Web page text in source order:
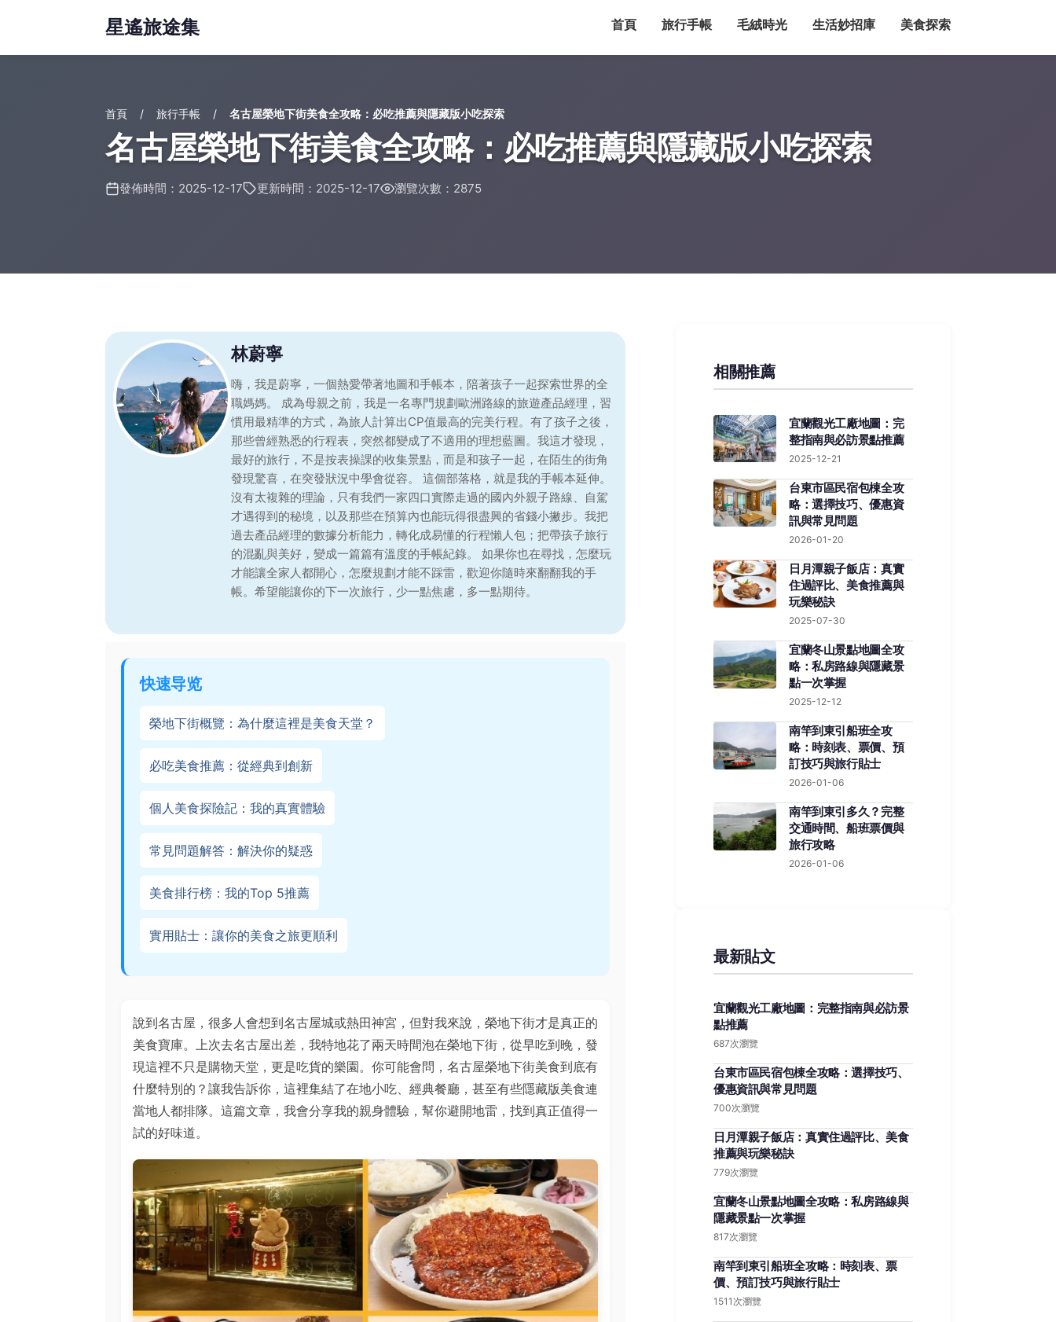
星遙旅途集 首頁 旅行手帳 毛絨時光 生活妙招庫 美食探索
首頁 旅行手帳 名古屋榮地下街美食全攻略：必吃推薦與隱藏版小吃探索
名古屋榮地下街美食全攻略：必吃推薦與隱藏版小吃探索
發佈時間：2025-12-17 更新時間：2025-12-17 瀏覽次數：2875
林蔚寧
嗨，我是蔚寧，一個熱愛帶著地圖和手帳本，陪著孩子一起探索世界的全
職媽媽。 成為母親之前，我是一名專門規劃歐洲路線的旅遊產品經理，習
慣用最精準的方式，為旅人計算出CP值最高的完美行程。有了孩子之後，
那些曾經熟悉的行程表，突然都變成了不適用的理想藍圖。我這才發現，
最好的旅行，不是按表操課的收集景點，而是和孩子一起，在陌生的街角
發現驚喜，在突發狀況中學會從容。 這個部落格，就是我的手帳本延伸。
沒有太複雜的理論，只有我們一家四口實際走過的國內外親子路線、自駕
才遇得到的秘境，以及那些在預算內也能玩得很盡興的省錢小撇步。我把
過去產品經理的數據分析能力，轉化成易懂的行程懶人包；把帶孩子旅行
的混亂與美好，變成一篇篇有溫度的手帳紀錄。 如果你也在尋找，怎麼玩
才能讓全家人都開心，怎麼規劃才能不踩雷，歡迎你隨時來翻翻我的手
帳。希望能讓你的下一次旅行，少一點焦慮，多一點期待。
快速导览
榮地下街概覽：為什麼這裡是美食天堂？
必吃美食推薦：從經典到創新
個人美食探險記：我的真實體驗
常見問題解答：解決你的疑惑
美食排行榜：我的Top 5推薦
實用貼士：讓你的美食之旅更順利
說到名古屋，很多人會想到名古屋城或熱田神宮，但對我來說，榮地下街才是真正的
美食寶庫。上次去名古屋出差，我特地花了兩天時間泡在榮地下街，從早吃到晚，發
現這裡不只是購物天堂，更是吃貨的樂園。你可能會問，名古屋榮地下街美食到底有
什麼特別的？讓我告訴你，這裡集結了在地小吃、經典餐廳，甚至有些隱藏版美食連
當地人都排隊。這篇文章，我會分享我的親身體驗，幫你避開地雷，找到真正值得一
試的好味道。
相關推薦
宜蘭觀光工廠地圖：完
整指南與必訪景點推薦
2025-12-21
台東市區民宿包棟全攻
略：選擇技巧、優惠資
訊與常見問題
2026-01-20
日月潭親子飯店：真實
住過評比、美食推薦與
玩樂秘訣
2025-07-30
宜蘭冬山景點地圖全攻
略：私房路線與隱藏景
點一次掌握
2025-12-12
南竿到東引船班全攻
略：時刻表、票價、預
訂技巧與旅行貼士
2026-01-06
南竿到東引多久？完整
交通時間、船班票價與
旅行攻略
2026-01-06
最新貼文
宜蘭觀光工廠地圖：完整指南與必訪景
點推薦
687次瀏覽
台東市區民宿包棟全攻略：選擇技巧、
優惠資訊與常見問題
700次瀏覽
日月潭親子飯店：真實住過評比、美食
推薦與玩樂秘訣
779次瀏覽
宜蘭冬山景點地圖全攻略：私房路線與
隱藏景點一次掌握
817次瀏覽
南竿到東引船班全攻略：時刻表、票
價、預訂技巧與旅行貼士
1511次瀏覽